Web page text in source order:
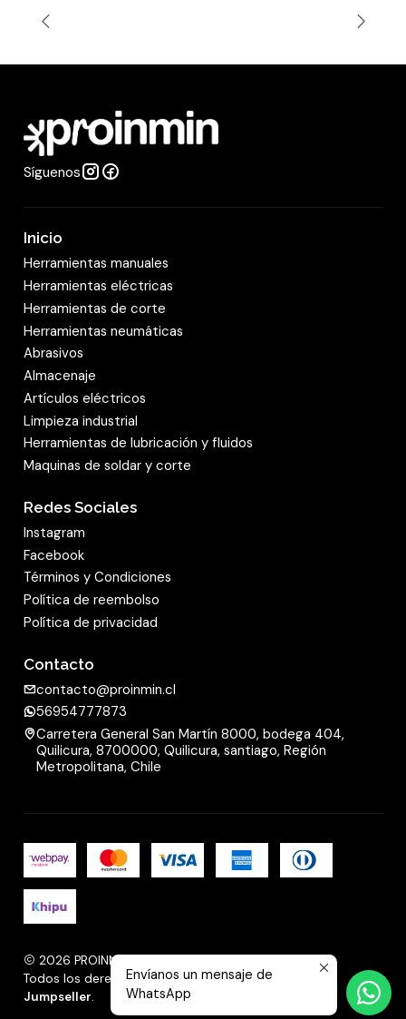
d
Síguenos
Inicio
Herramientas manuales
Herramientas eléctricas
Herramientas de corte
Herramientas neumáticas
Abrasivos
Almacenaje
Artículos eléctricos
Limpieza industrial
Herramientas de lubricación y fluidos
Maquinas de soldar y corte
Redes Sociales
Instagram
Facebook
Términos y Condiciones
Política de reembolso
Política de privacidad
Contacto
contacto@proinmin.cl
56954777873
Carretera General San Martín 8000, bodega 404,
Quilicura, 8700000, Quilicura, santiago, Región
Metropolitana, Chile
2026 PROINMIN.
Todos los derechos reservados.Desarrollado por
Jumpseller.
Envíanos un mensaje de
WhatsApp